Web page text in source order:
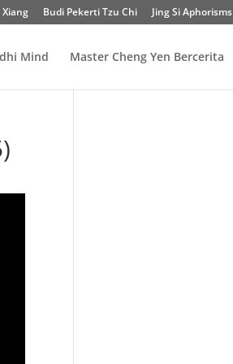
Budi Pekerti Tzu Chi Jing Si Aphorisms
Mind Master Cheng Yen Bercerita